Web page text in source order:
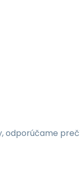
odporúčame